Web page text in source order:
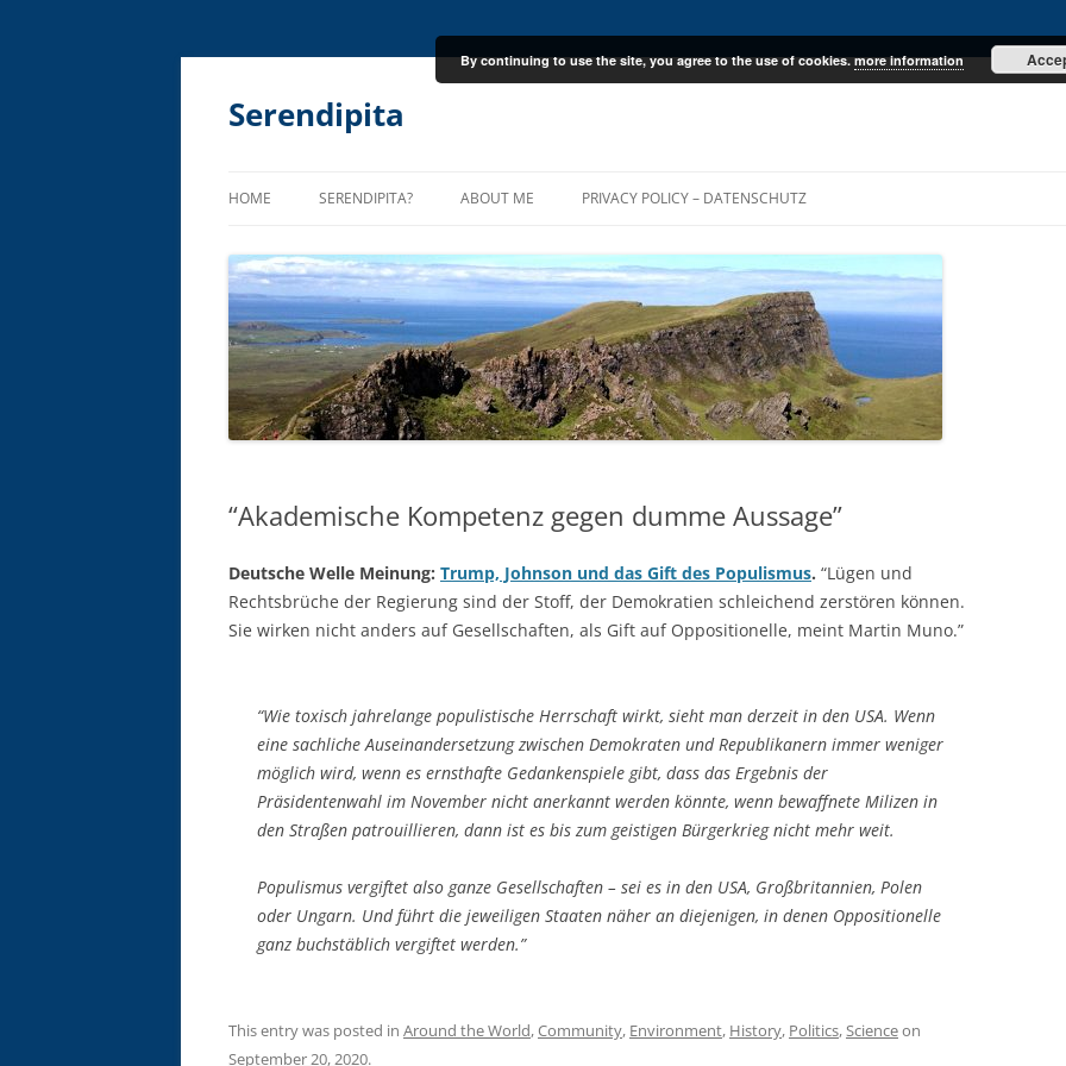
Skip
Serendipita
HOME SERENDIPITA? ABOUT ME PRIVACY POLICY – DATENSCHUTZ
“Akademische Kompetenz gegen dumme Aussage”
Deutsche Welle Meinung: Trump, Johnson und das Gift des Populismus. “Lügen und
Rechtsbrüche der Regierung sind der Stoff, der Demokratien schleichend zerstören können.
Sie wirken nicht anders auf Gesellschaften, als Gift auf Oppositionelle, meint Martin Muno.”
“Wie toxisch jahrelange populistische Herrschaft wirkt, sieht man derzeit in den USA. Wenn
eine sachliche Auseinandersetzung zwischen Demokraten und Republikanern immer weniger
möglich wird, wenn es ernsthafte Gedankenspiele gibt, dass das Ergebnis der
Präsidentenwahl im November nicht anerkannt werden könnte, wenn bewaffnete Milizen in
den Straßen patrouillieren, dann ist es bis zum geistigen Bürgerkrieg nicht mehr weit.
Populismus vergiftet also ganze Gesellschaften – sei es in den USA, Großbritannien, Polen
oder Ungarn. Und führt die jeweiligen Staaten näher an diejenigen, in denen Oppositionelle
ganz buchstäblich vergiftet werden.”
This entry was posted in Around the World,Community, Environment, History, Politics,Scienceon
September 20, 2020.
By continuing to use the site, you agree to the use of cookies.more information